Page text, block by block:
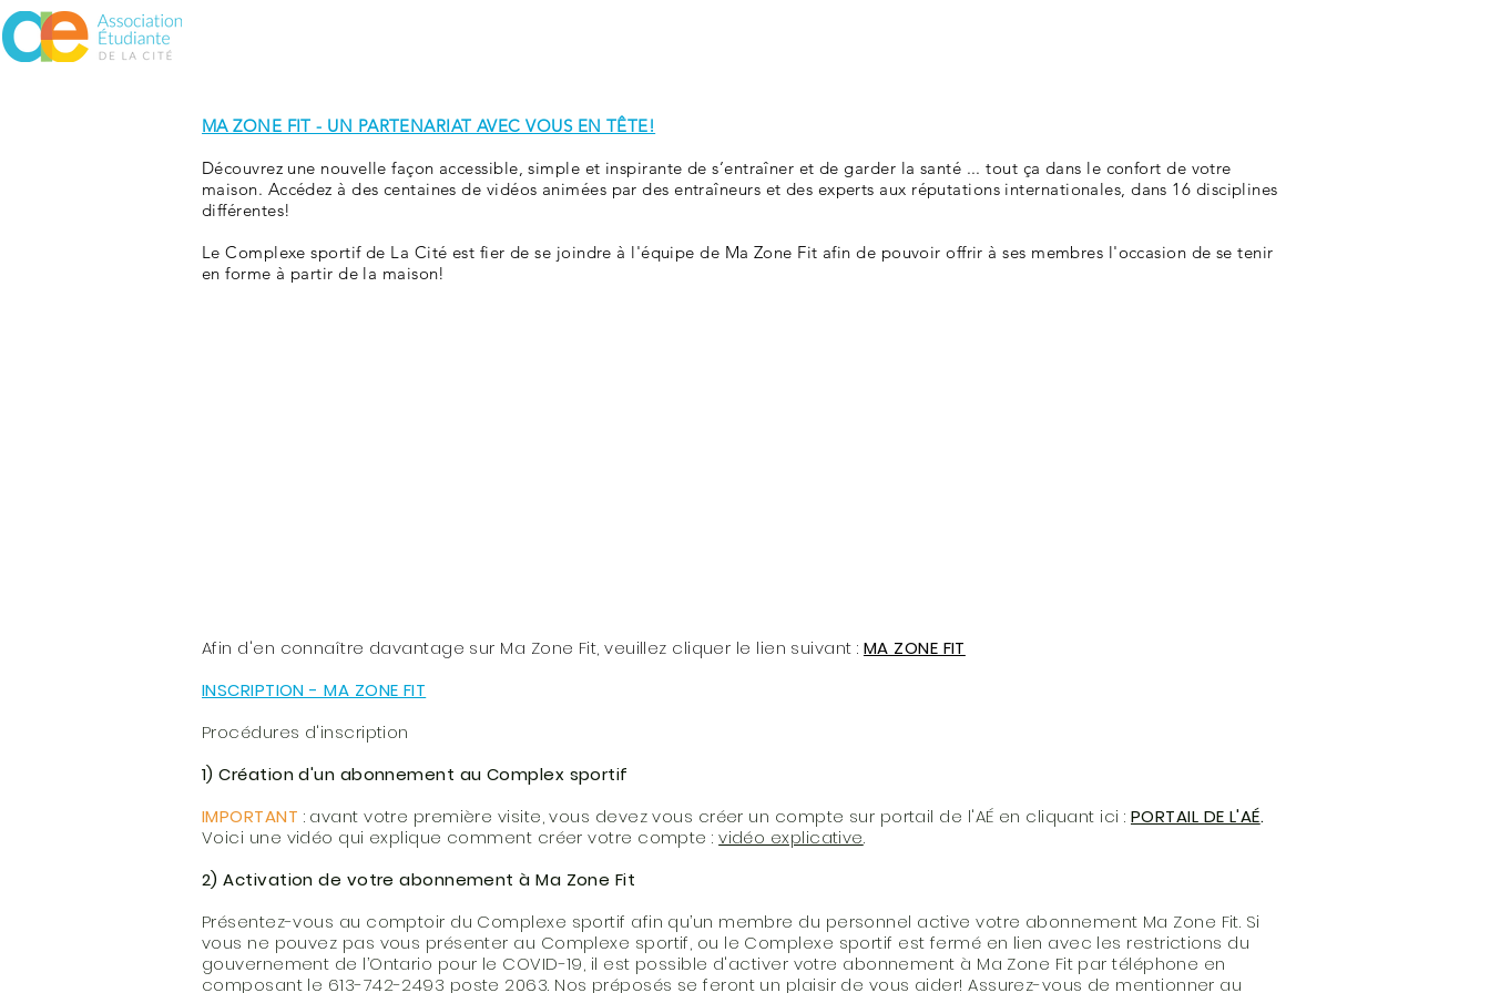
MA ZONE FIT - UN PARTENARIAT AVEC VOUS EN TÊTE!
Découvrez une nouvelle façon accessible, simple et inspirante de s’entraîner et de garder la santé ... tout ça dans le confort de votre
maison. Accédez à des centaines de vidéos animées par des entraîneurs et des experts aux réputations internationales, dans 16 disciplines
différentes!
Le Complexe sportif de La Cité est fier de se joindre à l'équipe de Ma Zone Fit afin de pouvoir offrir à ses membres l'occasion de se tenir
en forme à partir de la maison!
Afin d'en connaître davantage sur Ma Zone Fit, veuillez cliquer le lien suivant : MA ZONE FIT
INSCRIPTION - MA ZONE FIT
Procédures d'inscription
1) Création d'un abonnement au Complex sportif
IMPORTANT : avant votre première visite, vous devez vous créer un compte sur portail de l'AÉ en cliquant ici : PORTAIL DE L'AÉ.
Voici une vidéo qui explique comment créer votre compte :vidéo explicative.
2) Activation de votre abonnement à Ma Zone Fit
Présentez-vous au comptoir du Complexe sportif afin qu’un membre du personnel active votre abonnement Ma Zone Fit. Si
vous ne pouvez pas vous présenter au Complexe sportif, ou le Complexe sportif est fermé en lien avec les restrictions du
gouvernement de l’Ontario pour le COVID-19, il est possible d'activer votre abonnement à Ma Zone Fit par téléphone en
composant le 613-742-2493 poste 2063. Nos préposés se feront un plaisir de vous aider!Assurez-vous de mentionner au